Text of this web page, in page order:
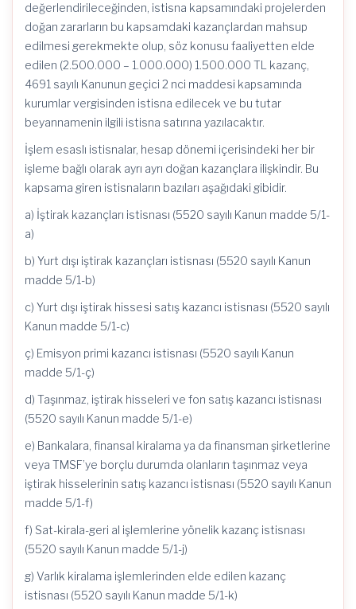
değerlendirileceğinden, istisna kapsamındaki projelerden
doğan zararların bu kapsamdaki kazançlardan mahsup
edilmesi gerekmekte olup, söz konusu faaliyetten elde
edilen (2.500.000 – 1.000.000) 1.500.000 TL kazanç,
4691 sayılı Kanunun geçici 2 nci maddesi kapsamında
kurumlar vergisinden istisna edilecek ve bu tutar
beyannamenin ilgili istisna satırına yazılacaktır.
İşlem esaslı istisnalar, hesap dönemi içerisindeki her bir
işleme bağlı olarak ayrı ayrı doğan kazançlara ilişkindir. Bu
kapsama giren istisnaların bazıları aşağıdaki gibidir.
a) İştirak kazançları istisnası (5520 sayılı Kanun madde 5/1-
a)
b) Yurt dışı iştirak kazançları istisnası (5520 sayılı Kanun
madde 5/1-b)
c) Yurt dışı iştirak hissesi satış kazancı istisnası (5520 sayılı
Kanun madde 5/1-c)
ç) Emisyon primi kazancı istisnası (5520 sayılı Kanun
madde 5/1-ç)
d) Taşınmaz, iştirak hisseleri ve fon satış kazancı istisnası
(5520 sayılı Kanun madde 5/1-e)
e) Bankalara, finansal kiralama ya da finansman şirketlerine
veya TMSF’ye borçlu durumda olanların taşınmaz veya
iştirak hisselerinin satış kazancı istisnası (5520 sayılı Kanun
madde 5/1-f)
f) Sat-kirala-geri al işlemlerine yönelik kazanç istisnası
(5520 sayılı Kanun madde 5/1-j)
g) Varlık kiralama işlemlerinden elde edilen kazanç
istisnası (5520 sayılı Kanun madde 5/1-k)